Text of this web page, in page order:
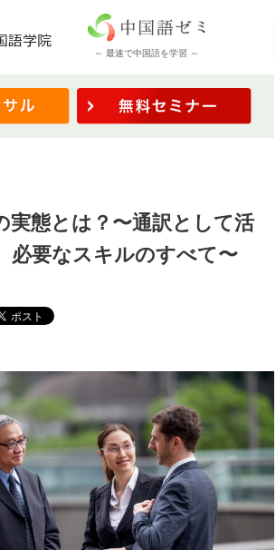
～ 最速で中国語を学習 ～
は？〜通訳として活躍する方法、必要なスキルの
実態とは？〜通訳として活
必要なスキルのすべて〜